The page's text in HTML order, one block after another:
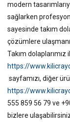
modern
sağlarken
sayesinde takım
çözümlere
Takım
https://
sayfamızı, diğer
https://
555 859 56 79 ve
bizlere